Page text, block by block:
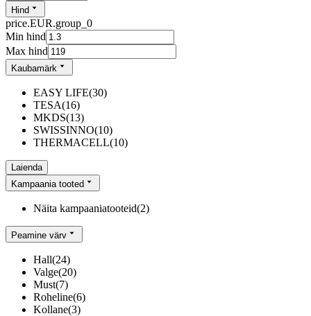
Hind
price.EUR.group_0
Min hind
Max hind
Kaubamärk
EASY LIFE(30)
TESA(16)
MKDS(13)
SWISSINNO(10)
THERMACELL(10)
Laienda
Kampaania tooted
Näita kampaaniatooteid(2)
Peamine värv
Hall(24)
Valge(20)
Must(7)
Roheline(6)
Kollane(3)